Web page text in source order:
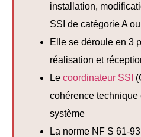
installation,
SSI de catégorie A
Elle se déroule en 3
réalisation et
Le coordinateur SSI
cohérence technique
système
La norme NF S 61-